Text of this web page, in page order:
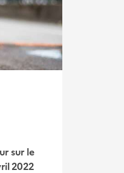
sur le
2022